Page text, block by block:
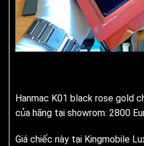
Hanmac K01 black rose gold
của hãng tại showrom: 2800
Giá chiếc này tại Kingmobile